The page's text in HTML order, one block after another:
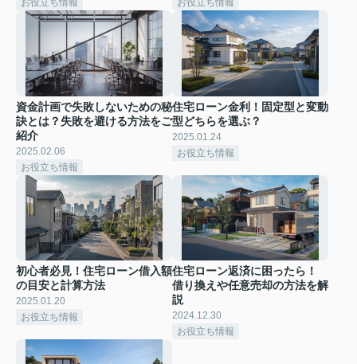
お役立ち情報
お役立ち情報
資金計画で失敗しないための秘
訣とは？失敗を避ける方法をご
紹介
2025.02.06
お役立ち情報
住宅ローン金利！固定型と変動
型どちらを選ぶ？
2025.01.24
お役立ち情報
初心者必見！住宅ローン借入額
の目安と計算方法
2025.01.20
お役立ち情報
住宅ローン返済に困ったら！
借り換えや任意売却の方法を解
説
2024.12.30
お役立ち情報